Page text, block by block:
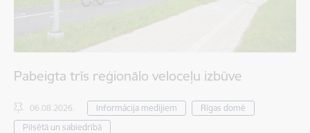
Pabeigta trīs reģionālo veloceļu izbūve
06.08.2026. Informācija medijiem
Rīgas domē
Pilsētā un sabiedrībā